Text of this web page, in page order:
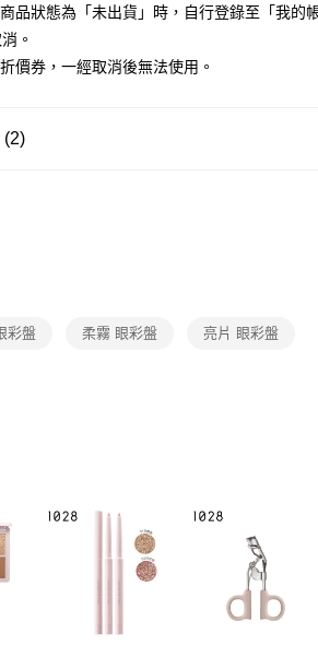
冊會員、不需綁卡、不需儲值。
機號碼，簡訊認證，即可結帳。
商品／服務後，再付款。
行簡訊認證並確認金額後，即可完成結帳。
內，您將收到繳費通知簡訊。
續完成當下不需立刻繳費，但若您需要取消訂單，請
先享後付」時，將依據個別帳號之用戶狀況，依本公司
之上限額度；若仍有額度不足之情形，本公司將視審查
身份認證。
多個帳號或使用他人資訊註冊。若發現惡意使用之情
有限公司將有權停止該用戶之使用額度並採取法律行
品狀態為「未出貨」時，自行登錄至「我的
。
價券，一經取消後無法使用。
(2)
彩盤 柔霧 眼彩盤 亮片 眼彩盤